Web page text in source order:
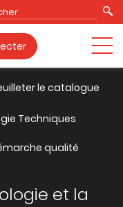
le catalogue
Techniques
qualité
et la